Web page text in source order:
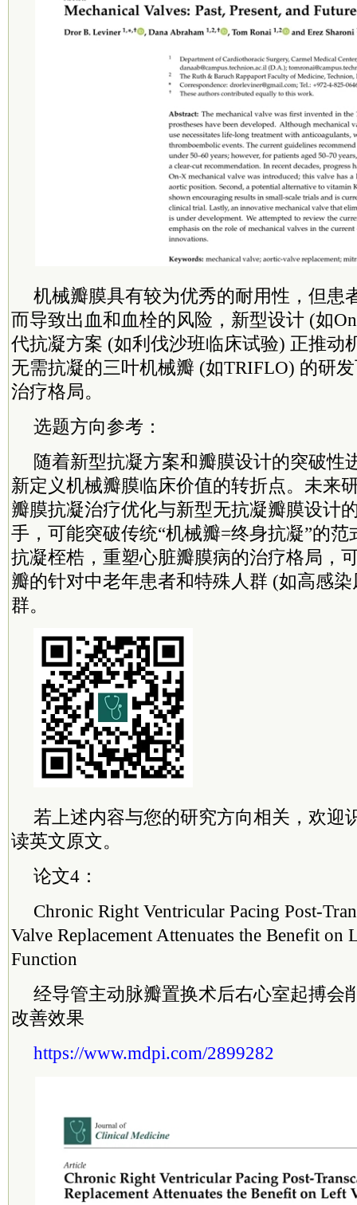
机械瓣膜具有较为优秀的耐用性，但患
而导致出血和血栓的风险，新型设计 (如
代抗凝方案 (如利伐沙班临床试验) 正推动
无需抗凝的三叶机械瓣 (如TRIFLO) 的研
治疗格局。
选题方向参考：
随着新型抗凝方案和瓣膜设计的突破性
新定义机械瓣膜临床价值的转折点。未来
瓣膜抗凝治疗优化与新型无抗凝瓣膜设计
手，可能突破传统“机械瓣=终身抗凝”的
抗凝桎梏，重塑心脏瓣膜病的治疗格局，
瓣的针对中老年患者和特殊人群 (如高感
群。
若上述内容与您的研究方向相关，欢迎
读英文原文。
论文4：
Chronic Right Ventricular Pacing Post-
Valve Replacement Attenuates the Benefit on
Function
经导管主动脉瓣置换术后右心室起搏会
改善效果
https://www.mdpi.com/2899282